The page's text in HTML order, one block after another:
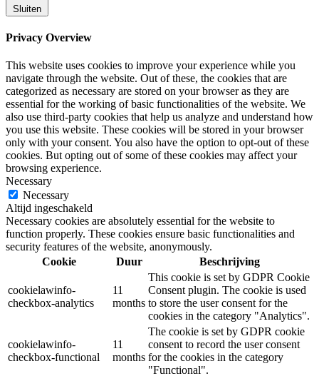
Sluiten
Privacy Overview
This website uses cookies to improve your experience while you
navigate through the website. Out of these, the cookies that are
categorized as necessary are stored on your browser as they are
essential for the working of basic functionalities of the website. We
also use third-party cookies that help us analyze and understand how
you use this website. These cookies will be stored in your browser
only with your consent. You also have the option to opt-out of these
cookies. But opting out of some of these cookies may affect your
browsing experience.
Necessary
Necessary
Altijd ingeschakeld
Necessary cookies are absolutely essential for the website to
function properly. These cookies ensure basic functionalities and
security features of the website, anonymously.
Cookie
Duur Beschrijving
cookielawinfo-
checkbox-analytics
11
months
This cookie is set by GDPR Cookie
Consent plugin. The cookie is used
to store the user consent for the
cookies in the category "Analytics".
cookielawinfo-
checkbox-functional
11
months
The cookie is set by GDPR cookie
consent to record the user consent
for the cookies in the category
"Functional".